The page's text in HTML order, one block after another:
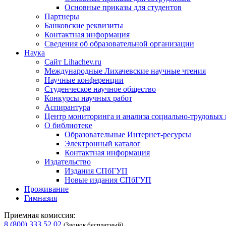
Основные приказы для студентов
Партнеры
Банковские реквизиты
Контактная информация
Сведения об образовательной организации
Наука
Сайт Lihachev.ru
Международные Лихачевские научные чтения
Научные конференции
Студенческое научное общество
Конкурсы научных работ
Аспирантура
Центр мониторинга и анализа социально-трудовых
О библиотеке
Образовательные Интернет-ресурсы
Электронный каталог
Контактная информация
Издательство
Издания СПбГУП
Новые издания СПбГУП
Проживание
Гимназия
Приемная комиссия:
8 (800) 333 52 02